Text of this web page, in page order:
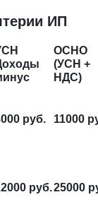
ИП
ОСНО
(УСН +
НДС)
руб. 11000
руб.25000